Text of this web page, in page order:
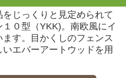
じっくりと見定められて
０型（YKK)。南欧風にイ
す。目かくしのフェンス
エバーアートウッドを用